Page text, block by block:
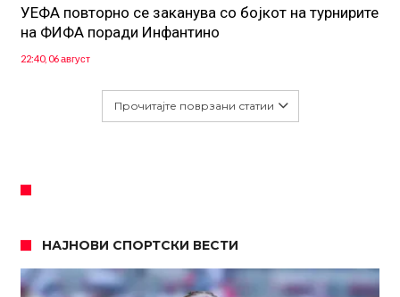
УЕФА повторно се заканува со бојкот на турнирите
на ФИФА поради Инфантино
22:40, 06 август
Прочитајте поврзани статии
НАЈНОВИ СПОРТСКИ ВЕСТИ